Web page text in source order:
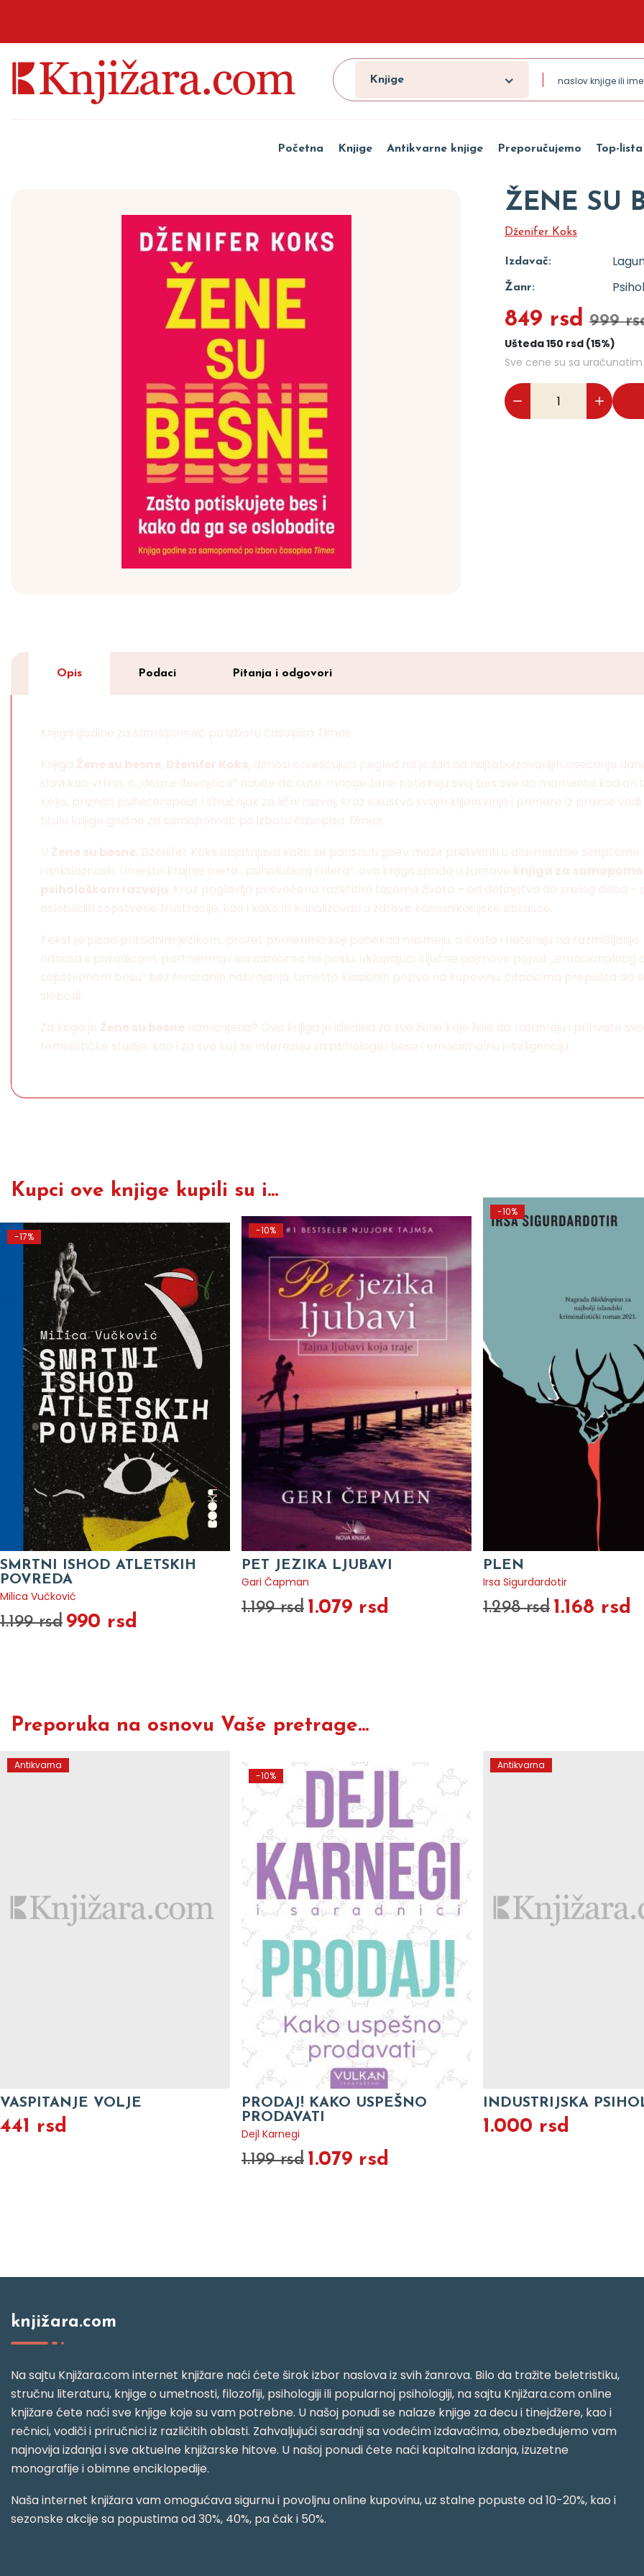
Knjige
Početna Knjige Antikvarne knjige Preporučujemo Top-lista
ŽENE SU
Dženifer Koks
Izdavač:
Žanr:
849 rsd 999
Ušteda 150 rsd (15%)
Sve cene su sa
Opis Podaci Pitanja i odgovori
Knjiga godine za samopomoć po izboru časopisa Times.
Knjiga Žene su besne, Dženifer Koks, donosi osvešćujući pogled na jedan od najtabuizovanijih osećanja
slavi kao vrlina, a „dobre devojčice“ nauče da ćute, mnoge žene potiskuju svoj bes sve do momenta kad
Koks, priznati psihoterapeut i stručnjak za lični razvoj, kroz iskustva svojih klijentkinja i primere iz prakse
titulu knjige godine za samopomoć po izboru časopisa Times.
U Žene su besne, Dženifer Koks objašnjava kako se potisnuti gnev može pretvoriti u alarmantne
i anksioznosti. Umesto krajnje mera „psihološkog trilera“, ova knjiga spada u žanrove knjiga za
psihološkom razvoju. Kroz poglavlja posvećena različitim fazama života – od detinjstva do zrelog doba
osloboditi sopstvene frustracije, kao i kako ih kanalizovati u zdrave komunikacijske obrasce.
Tekst je pisan prirodnim jezikom, prožet primerima koji ponekad nasmeju, a često i nateraju na
odnosa s porodicom, partnerima i saradnicima na poslu, uklapajući ključne pojmove poput „emocionalnog
sopstvenom besu“ bez forsiranih nabrajanja. Umesto klasičnih poziva na kupovinu, čitaocima prepušta
slobodi.
Za koga je Žene su besne namenjena? Ova knjiga je idealna za sve žene koje žele da razumeju i prihvate
feminističke studije, kao i za sve koji se interesuju za psihologiju besa i emocionalnu inteligenciju.
Kupci ove knjige kupili su i...
-17%
SMRTNI ISHOD ATLETSKIH
POVREDA
Milica Vučković
1.199 rsd 990 rsd
-10%
PET JEZIKA LJUBAVI
Gari Čapman
1.199 rsd 1.079 rsd
-10%
PLEN
Irsa Sigurdardotir
1.298 rsd 1.168 rsd
Preporuka na osnovu Vaše pretrage...
Antikvarna
VASPITANJE VOLJE
441 rsd
-10%
PRODAJ! KAKO USPEŠNO
PRODAVATI
Dejl Karnegi
1.199 rsd 1.079 rsd
Antikvarna
INDUSTRIJSKA
1.000 rsd
knjižara.com
Na sajtu Knjižara.com internet knjižare naći ćete širok izbor naslova iz svih žanrova. Bilo da tražite beletristiku,
stručnu literaturu, knjige o umetnosti, filozofiji, psihologiji ili popularnoj psihologiji, na sajtu Knjižara.com online
knjižare ćete naći sve knjige koje su vam potrebne. U našoj ponudi se nalaze knjige za decu i tinejdžere, kao i
rečnici, vodiči i priručnici iz različitih oblasti. Zahvaljujući saradnji sa vodećim izdavačima, obezbeđujemo vam
najnovija izdanja i sve aktuelne knjižarske hitove. U našoj ponudi ćete naći kapitalna izdanja, izuzetne
monografije i obimne enciklopedije.
Naša internet knjižara vam omogućava sigurnu i povoljnu online kupovinu, uz stalne popuste od 10-20%, kao i
sezonske akcije sa popustima od 30%, 40%, pa čak i 50%.